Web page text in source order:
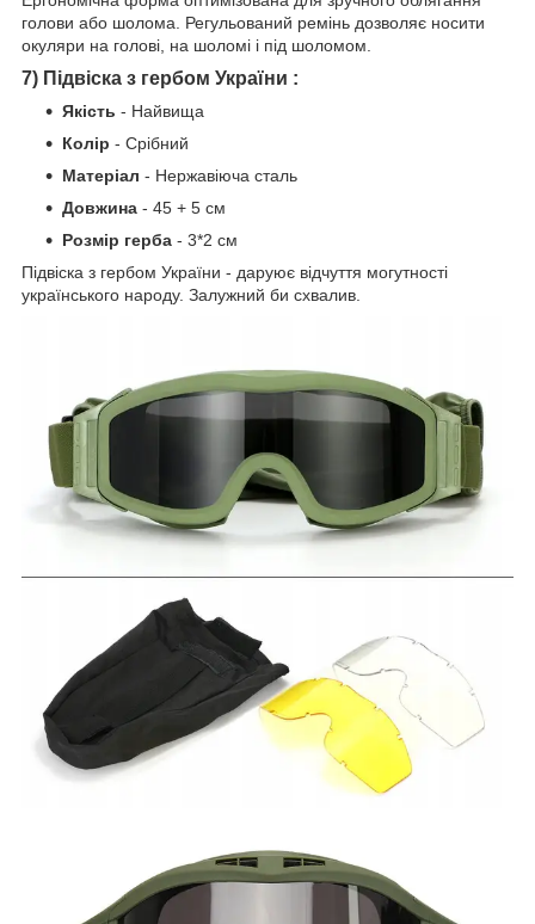
голови або шолома. Регульований ремінь дозволяє носити
окуляри на голові, на шоломі і під шоломом.
7) Підвіска з гербом України :
Якість - Найвища
Колір - Срібний
Матеріал - Нержавіюча сталь
Довжина - 45 + 5 см
Розмір герба - 3*2 см
Підвіска з гербом України - даруює відчуття могутності
українського народу. Залужний би схвалив.